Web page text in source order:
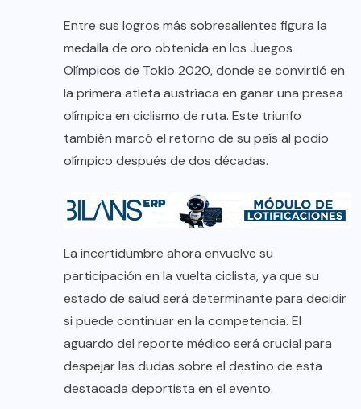
Entre sus logros más sobresalientes figura la
medalla de oro obtenida en los Juegos
Olímpicos de Tokio 2020, donde se convirtió en
la primera atleta austríaca en ganar una presea
olímpica en ciclismo de ruta. Este triunfo
también marcó el retorno de su país al podio
olímpico después de dos décadas.
La incertidumbre ahora envuelve su
participación en la vuelta ciclista, ya que su
estado de salud será determinante para decidir
si puede continuar en la competencia. El
aguardo del reporte médico será crucial para
despejar las dudas sobre el destino de esta
destacada deportista en el evento.